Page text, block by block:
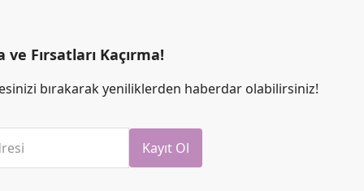
ve Fırsatları Kaçırma!
bırakarak yeniliklerden haberdar olabilirsiniz!
Kayıt Ol